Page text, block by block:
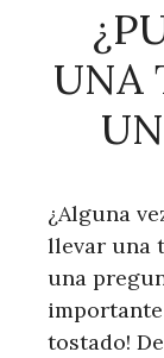
UNA
¿Alguna
llevar una
una
tostado!